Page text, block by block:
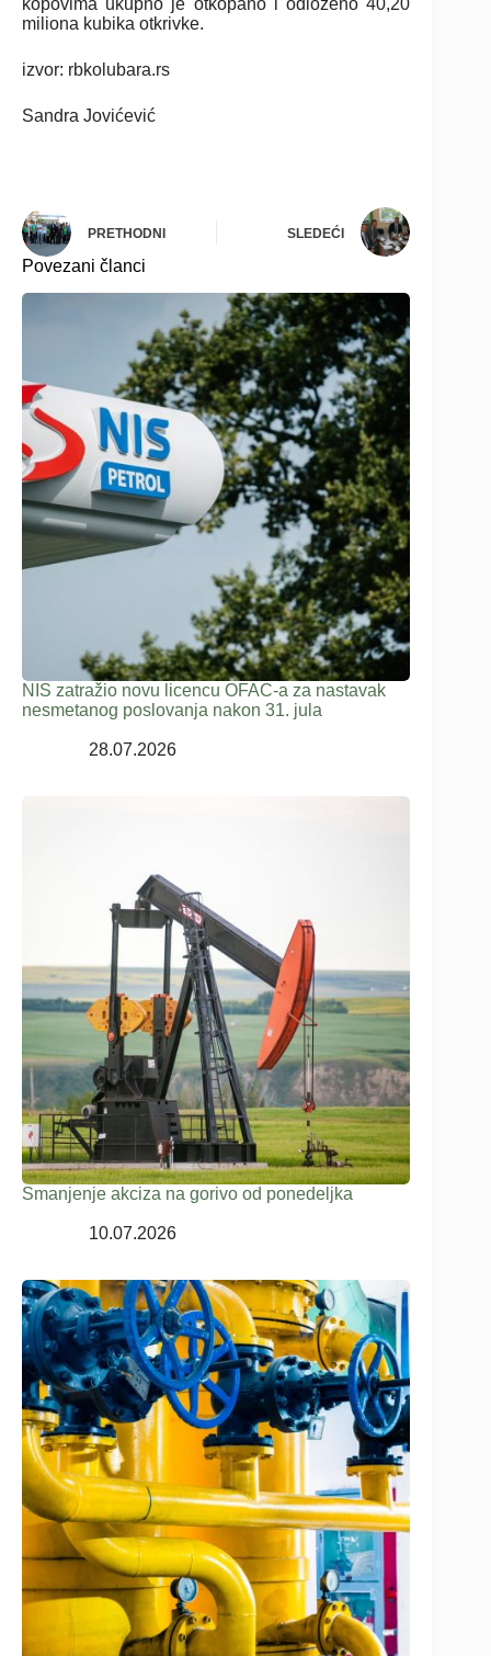
kopovima ukupno je otkopano i odloženo 40,20
miliona kubika otkrivke.
izvor: rbkolubara.rs
Sandra Jovićević
PRETHODNI SLEDEĆI
Povezani članci
NIS zatražio novu licencu OFAC-a za nastavak
nesmetanog poslovanja nakon 31. jula
28.07.2026
Smanjenje akciza na gorivo od ponedeljka
10.07.2026